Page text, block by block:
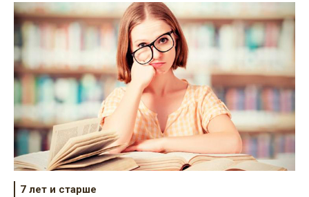
7 лет и старше